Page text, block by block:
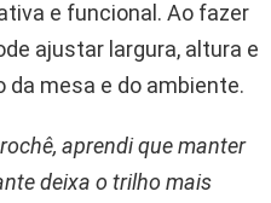
e funcional. Ao fazer
ajustar largura, altura e
mesa e do ambiente.
aprendi que manter
deixa o trilho mais